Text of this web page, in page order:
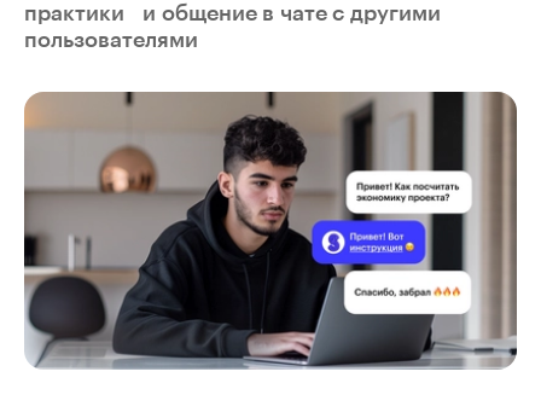
практики и общение в чате с другими
пользователями